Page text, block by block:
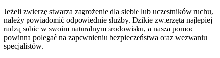
Jeżeli zwierzę stwarza zagrożenie dla siebie lub uczestników ruchu,
należy powiadomić odpowiednie służby. Dzikie zwierzęta najlepiej
radzą sobie w swoim naturalnym środowisku, a nasza pomoc
powinna polegać na zapewnieniu bezpieczeństwa oraz wezwaniu
specjalistów.